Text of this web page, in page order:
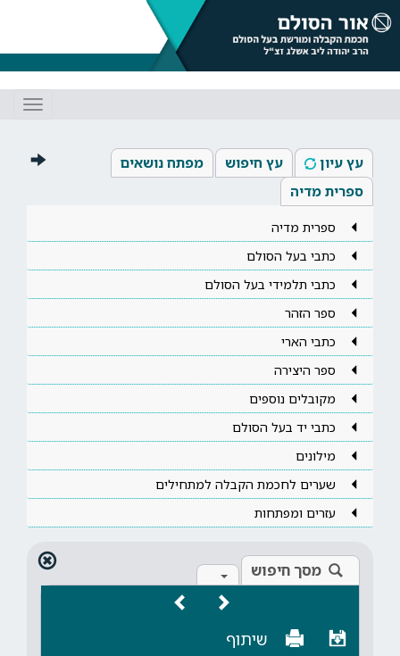
עץ עיון עץ חיפוש
מפתח נושאים
ספרית מדיה
ספרית מדיה
כתבי בעל הסולם
כתבי תלמידי בעל הסולם
ספר הזהר
כתבי הארי
ספר היצירה
מקובלים נוספים
כתבי יד בעל הסולם
מילונים
שערים לחכמת הקבלה למתחילים
עזרים ומפתחות
מסך חיפוש
שיתוף